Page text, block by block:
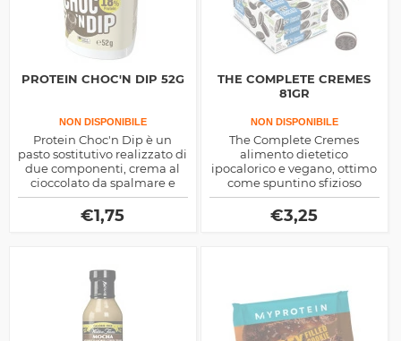
PROTEIN CHOC'N DIP 52G
NON DISPONIBILE
Protein Choc'n Dip è un
pasto sostitutivo realizzato di
due componenti, crema al
cioccolato da spalmare e
grissini per gustarla,
contiene il 20% di proteine
del siero, ideale per spezzare
€1,75
THE COMPLETE CREMES
81GR
NON DISPONIBILE
The Complete Cremes
alimento dietetico
ipocalorico e vegano, ottimo
come spuntino sfizioso
sostitutivo, contiene tre
diverse fonti di proteine
vegetali
€3,25